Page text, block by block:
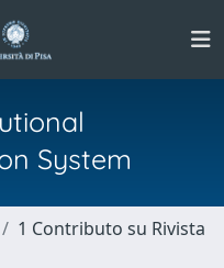
System
1 Contributo su Rivista